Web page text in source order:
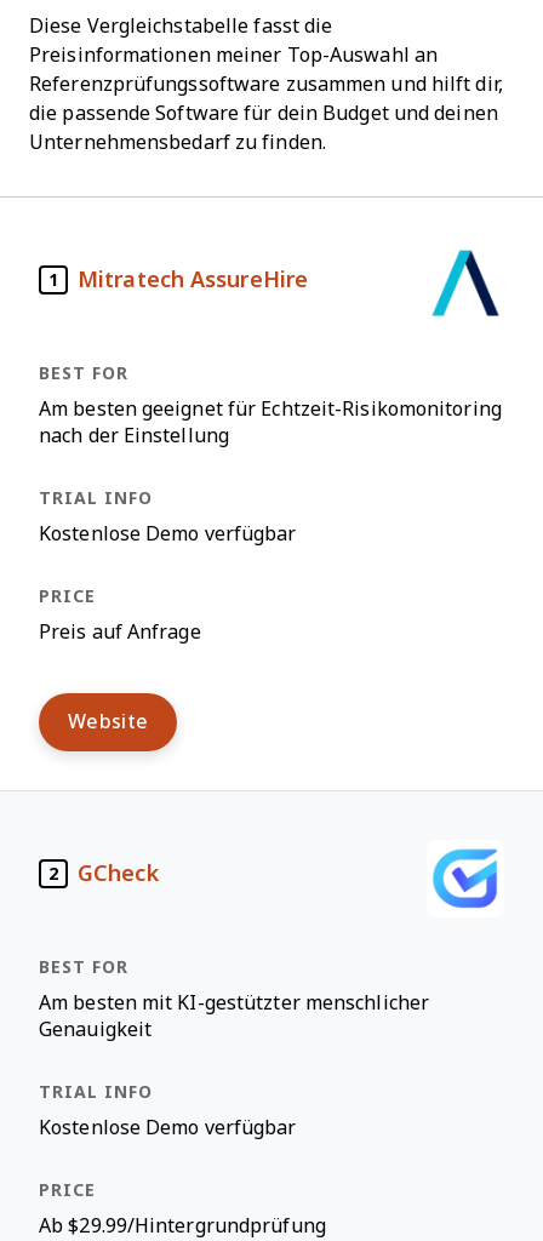
Diese Vergleichstabelle fasst die
Preisinformationen meiner Top-Auswahl an
Referenzprüfungssoftware zusammen und hilft dir,
die passende Software für dein Budget und deinen
Unternehmensbedarf zu finden.
1 Mitratech AssureHire
Am besten geeignet für Echtzeit-Risikomonitoring
nach der Einstellung
Kostenlose Demo verfügbar
Preis auf Anfrage
Website
2 GCheck
Am besten mit KI-gestützter menschlicher
Genauigkeit
Kostenlose Demo verfügbar
Ab $29.99/Hintergrundprüfung